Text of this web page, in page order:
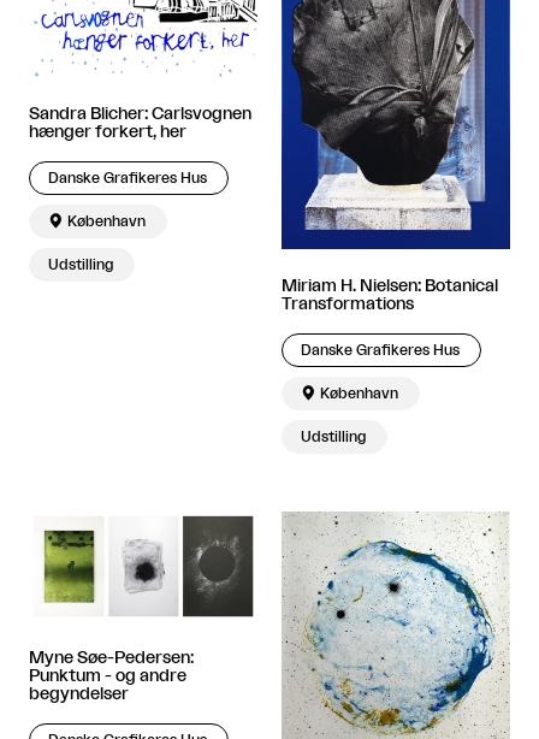
Sandra Blicher: Carlsvognen
hænger forkert, her
Danske Grafikeres Hus
 København
Udstilling
Miriam H. Nielsen: Botanical
Transformations
Danske Grafikeres Hus
 København
Udstilling
Myne Søe-Pedersen:
Punktum - og andre
begyndelser